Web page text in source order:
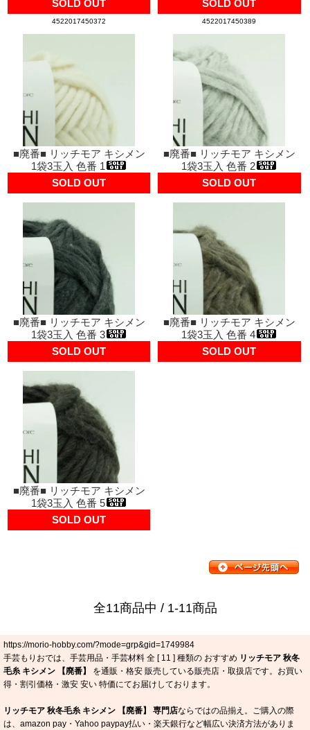
SOLD OUT
4522017450372
SOLD OUT
4522017450389
■廃番■ リッチモア キシメン
1袋3玉入 色番 1
SOLD OUT
■廃番■ リッチモア キシメン
1袋3玉入 色番 2
SOLD OUT
■廃番■ リッチモア キシメン
1袋3玉入 色番 3
SOLD OUT
■廃番■ リッチモア キシメン
1袋3玉入 色番 4
SOLD OUT
■廃番■ リッチモア キシメン
1袋3玉入 色番 5
SOLD OUT
全11商品中 / 1-11商品
https://morio-hobby.com/?mode=grp&gid=1749984
手芸もりおでは、手芸用品・手芸材料 全 [ 11 ] 種類の おすすめ リッチモア 秋冬
毛糸 キシメン 【廃番】
を通販・格安 販売している販売店・取扱店です。お買い
得・割引価格・激安 安い 特価にてお届けしております。
リッチモア 秋冬毛糸 キシメン 【廃番】 専門店ならではの品揃え。ご購入の際
は、amazon pay・Yahoo paypay払い・楽天銀行など幅広い決済方法がありま